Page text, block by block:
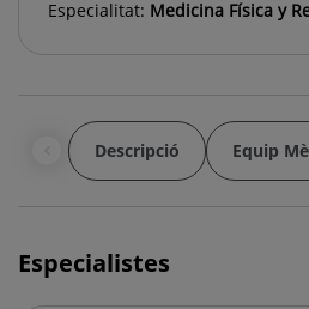
Especialitat: Medicina Física y
Descripció Equip
Especialistes